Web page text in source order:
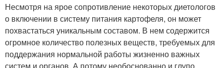
Несмотря на ярое сопротивление некоторых диетологов
о включении в систему питания картофеля, он может
похвастаться уникальным составом. В нем содержится
огромное количество полезных веществ, требуемых для
поддержания нормальной работы жизненно важных